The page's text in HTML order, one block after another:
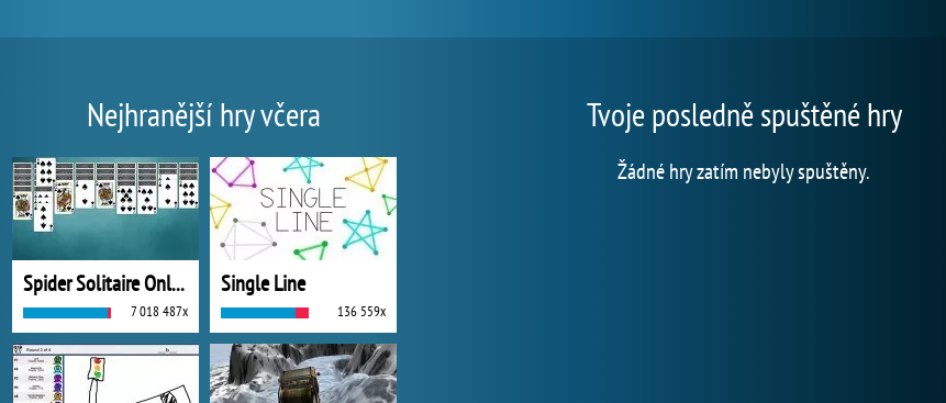
Nejhranější hry včera
Spider Solitaire Online
7 018 487x
Single Line
136 559x
Tvoje posledně spuštěné hry
Žádné hry zatím nebyly spuštěny.